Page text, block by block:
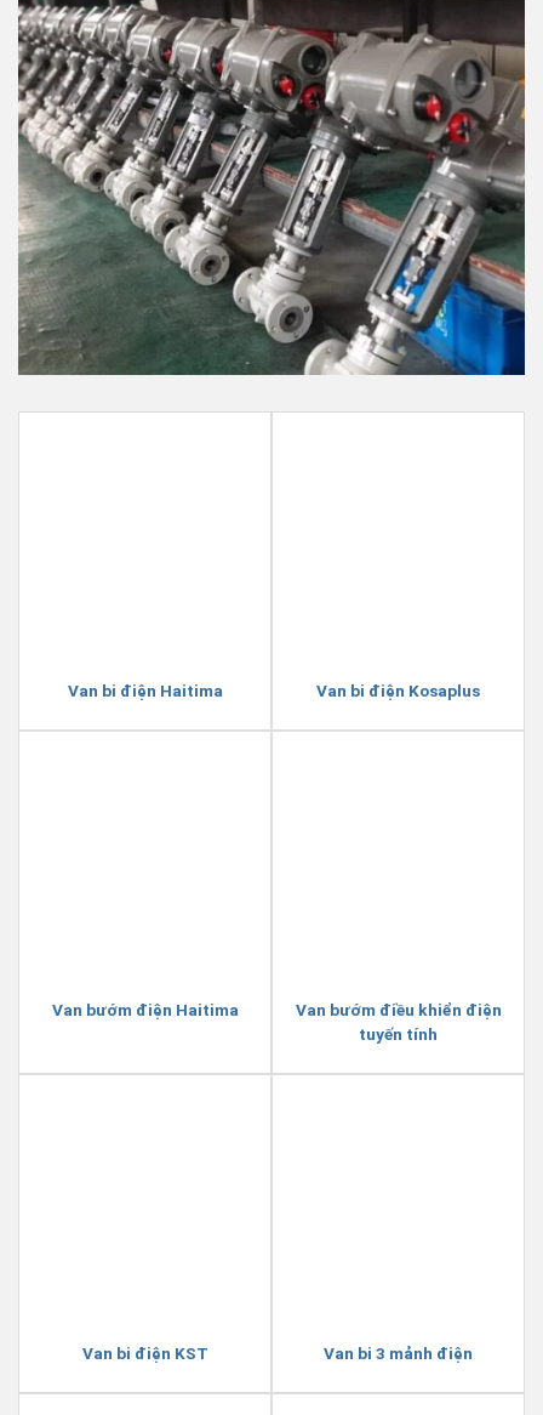
Van bi điện Haitima Van bi điện Kosaplus
Van bướm điện Haitima
Van bướm điều khiển điện
tuyến tính
Van bi điện KST Van bi 3 mảnh điện